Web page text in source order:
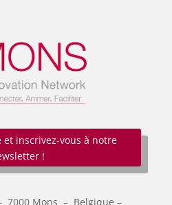
et inscrivez-vous à notre
!
7000 Mons – Belgique –